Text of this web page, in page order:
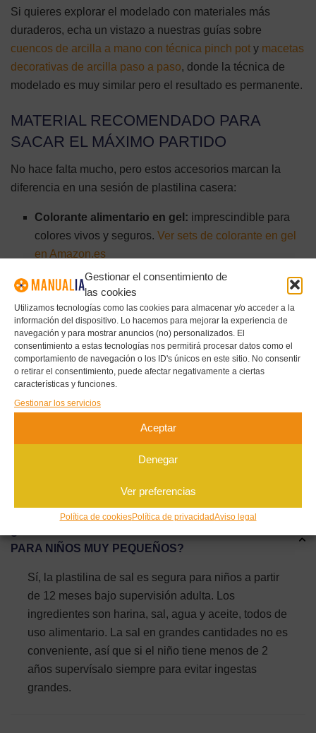
Gestionar el consentimiento de
las cookies
Utilizamos tecnologías como las cookies para almacenar y/o acceder a la
información del dispositivo. Lo hacemos para mejorar la experiencia de
navegación y para mostrar anuncios (no) personalizados. El
consentimiento a estas tecnologías nos permitirá procesar datos como el
comportamiento de navegación o los ID's únicos en este sitio. No consentir
o retirar el consentimiento, puede afectar negativamente a ciertas
características y funciones.
Gestionar los servicios
Aceptar
Denegar
Ver preferencias
Política de cookiesPolítica de privacidadAviso legal
Si quieres explorar el modelado con materiales más
duraderos, echa un vistazo a nuestras guías sobre
cuencos de arcilla a mano con técnica pinch pot y macetas
decorativas de arcilla paso a paso, donde la técnica de
modelado es muy similar pero el resultado es permanente.
MATERIAL RECOMENDADO PARA
SACAR EL MÁXIMO PARTIDO
No hace falta mucho, pero estos accesorios marcan la
diferencia en una sesión de plastilina casera:
Colorante alimentario en gel: imprescindible para
colores vivos y seguros.Ver sets de colorante en gel
en Amazon.es
Set de herramientas de modelado para niños:
cortadores, rodillos y extrusoras adaptados a manos
pequeñas.Ver herramientas de modelado en
Amazon.es
Tapete de silicona: protege la mesa y facilita la
limpieza.Ver tapetes de silicona en Amazon.es
Si buscas más ideas de manualidades para hacer con los
más pequeños, no te pierdas nuestra selección de
manualidades con goma eva para niñoso losproyectos
, perfectos para aprovechar materiales
PARA NIÑOS MUY PEQUEÑOS?
Sí, la plastilina de sal es segura para niños a partir
de 12 meses bajo supervisión adulta. Los
ingredientes son harina, sal, agua y aceite, todos de
uso alimentario. La sal en grandes cantidades no es
conveniente, así que si el niño tiene menos de 2
años supervísalo siempre para evitar ingestas
grandes.